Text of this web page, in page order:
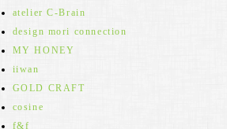
atelier C-Brain
design mori connection
MY HONEY
iiwan
GOLD CRAFT
cosine
f&f